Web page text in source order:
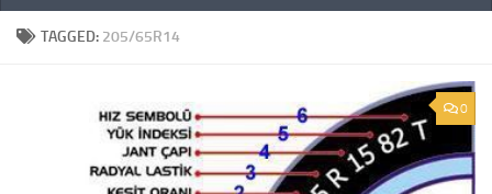
TAGGED: 205/65R14
0